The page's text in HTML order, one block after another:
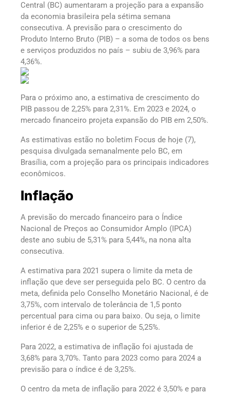
Central (BC) aumentaram a projeção para a expansão
da economia brasileira pela sétima semana
consecutiva. A previsão para o crescimento do
Produto Interno Bruto (PIB) – a soma de todos os bens
e serviços produzidos no país – subiu de 3,96% para
4,36%.
Para o próximo ano, a estimativa de crescimento do
PIB passou de 2,25% para 2,31%. Em 2023 e 2024, o
mercado financeiro projeta expansão do PIB em 2,50%.
As estimativas estão no boletim Focus de hoje (7),
pesquisa divulgada semanalmente pelo BC, em
Brasília, com a projeção para os principais indicadores
econômicos.
Inflação
A previsão do mercado financeiro para o Índice
Nacional de Preços ao Consumidor Amplo (IPCA)
deste ano subiu de 5,31% para 5,44%, na nona alta
consecutiva.
A estimativa para 2021 supera o limite da meta de
inflação que deve ser perseguida pelo BC. O centro da
meta, definida pelo Conselho Monetário Nacional, é de
3,75%, com intervalo de tolerância de 1,5 ponto
percentual para cima ou para baixo. Ou seja, o limite
inferior é de 2,25% e o superior de 5,25%.
Para 2022, a estimativa de inflação foi ajustada de
3,68% para 3,70%. Tanto para 2023 como para 2024 a
previsão para o índice é de 3,25%.
O centro da meta de inflação para 2022 é 3,50% e para